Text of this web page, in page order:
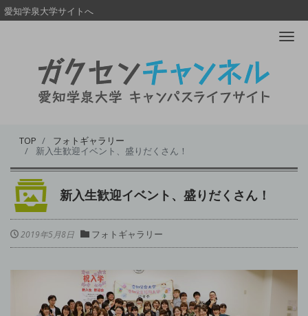
愛知学泉大学サイトへ
TOP
フォトギャラリー
新入生歓迎イベント、盛りだくさん！
新入生歓迎イベント、盛りだくさん！
2019年5月8日 フォトギャラリー